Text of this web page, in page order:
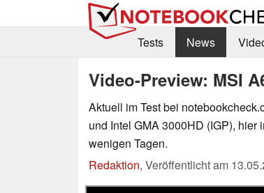
Tests
News
Video-Preview: MSI
Aktuell im Test bei
und Intel GMA 3000HD (IGP),
wenigen Tagen.
Redaktion, Veröffentlicht am